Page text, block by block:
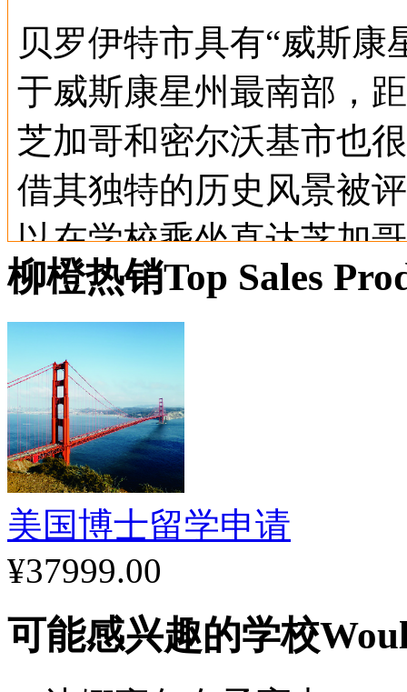
贝罗伊特市具有“威斯康
于威斯康星州最南部，
芝加哥和密尔沃基市也
借其独特的历史风景被
以在学校乘坐直达芝加
便利。
毕业生升学情况
90%的毕业生被正规四
学、埃奇伍德学院、马
康星大学、西北大学、
柳橙热销Top Sales
美国博士留学申请
¥37999.00
可能感兴趣的学校